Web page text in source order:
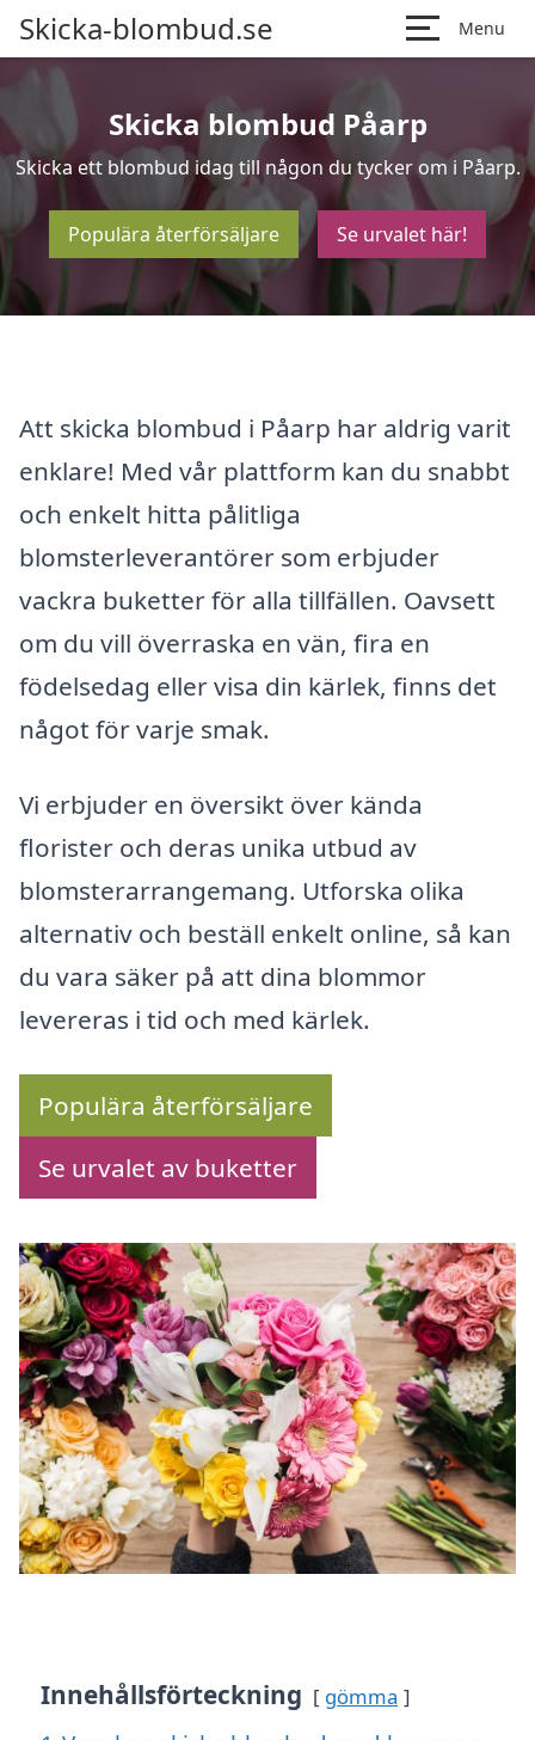
Skicka-blombud.se Menu
Skicka blombud Påarp
Skicka ett blombud idag till någon du tycker om i Påarp.
Populära återförsäljare Se urvalet här!
Att skicka blombud i Påarp har aldrig varit
enklare! Med vår plattform kan du snabbt
och enkelt hitta pålitliga
blomsterleverantörer som erbjuder
vackra buketter för alla tillfällen. Oavsett
om du vill överraska en vän, fira en
födelsedag eller visa din kärlek, finns det
något för varje smak.
Vi erbjuder en översikt över kända
florister och deras unika utbud av
blomsterarrangemang. Utforska olika
alternativ och beställ enkelt online, så kan
du vara säker på att dina blommor
levereras i tid och med kärlek.
Populära återförsäljare
Se urvalet av buketter
Innehållsförteckning gömma